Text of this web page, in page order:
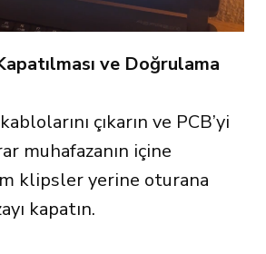
ve Doğrulama
çıkarın ve PCB’yi
muhafazanın içine
klipsler yerine oturana
kapatın.